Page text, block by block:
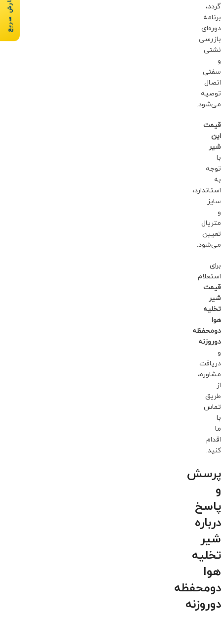
گردد،
برنامه
دوره‌ای
بازرسی
نشتی
و
سفتی
اتصال
توصیه
می‌شود.
قیمت
این
شیر
با
توجه
به
استاندارد،
سایز
و
متریال
تعیین
می‌شود.
برای
استعلام
قیمت
شیر
تخلیه
هوا
دومحفظه
دوروزنه
و
دریافت
مشاوره،
از
طریق
تماس
با
ما
اقدام
کنید.
پرسش
و
پاسخ
درباره
شیر
تخلیه
هوا
دومحفظه
دوروزنه
سفارش سریع